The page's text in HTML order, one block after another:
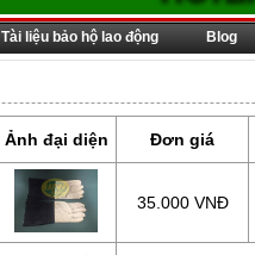
Tài liệu bảo hộ lao động Blog
Ảnh đại diện Đơn giá
35.000 VNĐ